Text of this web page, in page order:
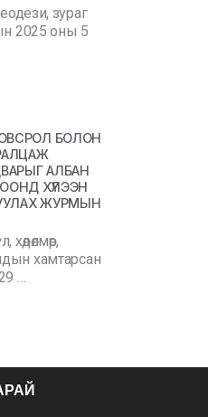
зураг
2025 оны 5
БОЛОН
АЛБАН
ХҮЛЭЭН
ЖУРМЫН
хамтарсан
…